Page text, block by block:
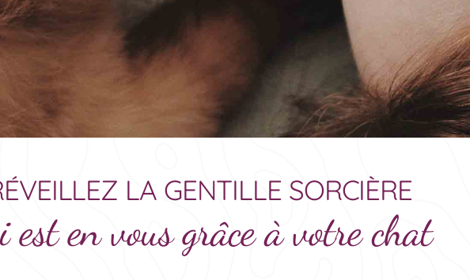
LA GENTILLE SORCIÈRE
est en vous grâce à votre chat